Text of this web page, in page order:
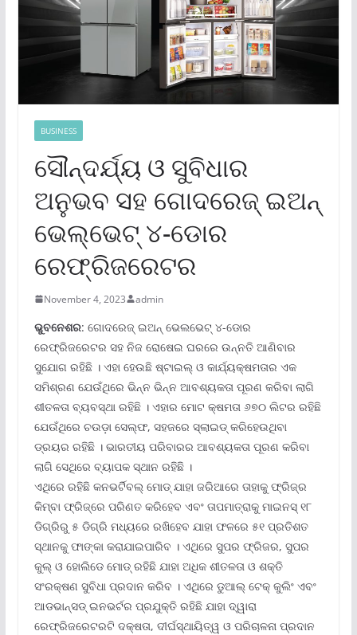
BUSINESS
ସୌନ୍ଦର୍ଯ୍ୟ ଓ ସୁବିଧାର
ଅନୁଭବ ସହ ଗୋଦରେଜ୍ ଇଅନ୍
ଭେଲ୍‌ଭେଟ୍ ୪-ଡୋର
ରେଫ୍ରିଜରେଟର
November 4, 2023 admin
ଭୁବନେଶର: ଗୋଦରେଜ୍ ଇଅନ୍ ଭେଲଭେଟ୍ ୪-ଡୋର
ରେଫ୍ରିଜରେଟର ସହ ନିଜ ରୋଷେଇ ଘରରେ ଉନ୍ନତି ଆଣିବାର
ସୁଯୋଗ ରହିଛି । ଏହା ହେଉଛି ଷ୍ଟାଇଲ୍ ଓ କାର୍ଯ୍ୟକ୍ଷମତାର ଏକ
ସମିଶ୍ରଣ ଯେଉଁଥିରେ ଭିନ୍ନ ଭିନ୍ନ ଆବଶ୍ୟକତା ପୂରଣ କରିବା ଲାଗି
ଶୀତଳତା ବ୍ୟବସ୍ଥା ରହିଛି । ଏହାର ମୋଟ କ୍ଷମତା ୬୭୦ ଲିଟର ରହିଛି
ଯେଉଁଥିରେ ଚଉଡ଼ା ସେଲ୍‌ଫ, ସହଜରେ ସ୍ଲାଇଡ୍ କରିହେଉଥିବା
ଡ୍ରୟର ରହିଛି । ଭାରତୀୟ ପରିବାରର ଆବଶ୍ୟକତା ପୂରଣ କରିବା
ଲାଗି ସେଥିରେ ବ୍ୟାପକ ସ୍ଥାନ ରହିଛି ।
ଏଥିରେ ରହିଛି କନଭର୍ଟିବଲ୍ ମୋଡ୍ ଯାହା ଜରିଆରେ ତାହାକୁ ଫ୍ରିଜ୍‌ର
କିମ୍ବା ଫ୍ରିଜ୍‌ରେ ପରିଣତ କରିହେବ ଏବଂ ତାପମାତ୍ରାକୁ ମାଇନସ୍ ୧୮
ଡିଗ୍ରିରୁ ୫ ଡିଗ୍ରି ମଧ୍ୟରେ ରଖିହେବ ଯାହା ଫଳରେ ୫୧ ପ୍ରତିଶତ
ସ୍ଥାନକୁ ଫାଙ୍କା କରାଯାଇପାରିବ । ଏଥିରେ ସୁପର ଫ୍ରିଜର, ସୁପର
କୁଲ୍ ଓ ହୋଲିଡେ ମୋଡ୍ ରହିଛି ଯାହା ଅଧିକ ଶୀତଳତା ଓ ଶକ୍ତି
ସଂରକ୍ଷଣ ସୁବିଧା ପ୍ରଦାନ କରିବ । ଏଥିରେ ଡୁଆଲ୍ ଟେକ୍ କୁଲିଂ ଏବଂ
ଆଡଭାନ୍ସଡ୍ ଇନଭର୍ଟର ପ୍ରଯୁକ୍ତି ରହିଛି ଯାହା ଦ୍ୱାରା
ରେଫ୍ରିଜରେଟରଟି ଦକ୍ଷତା, ଦୀର୍ଘସ୍ଥାୟିତ୍ୱ ଓ ପରିଚାଳନା ପ୍ରଦାନ